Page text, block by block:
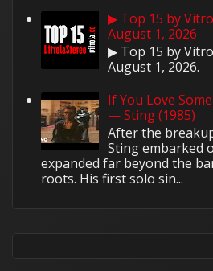
▶ Top 15 by
August 1, 2026
▶ Top 15 by
August 1, 2026.
If You Love
— Sting (1985)
After the
Sting embarked
expanded far beyond the
roots. His first solo sin...